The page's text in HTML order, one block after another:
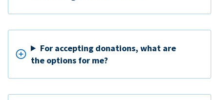
For accepting donations, what are
the options for me?